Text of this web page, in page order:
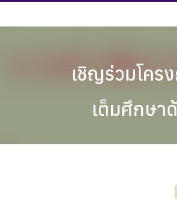
to
เชิญร่วมโคร
เต็มศึกษา